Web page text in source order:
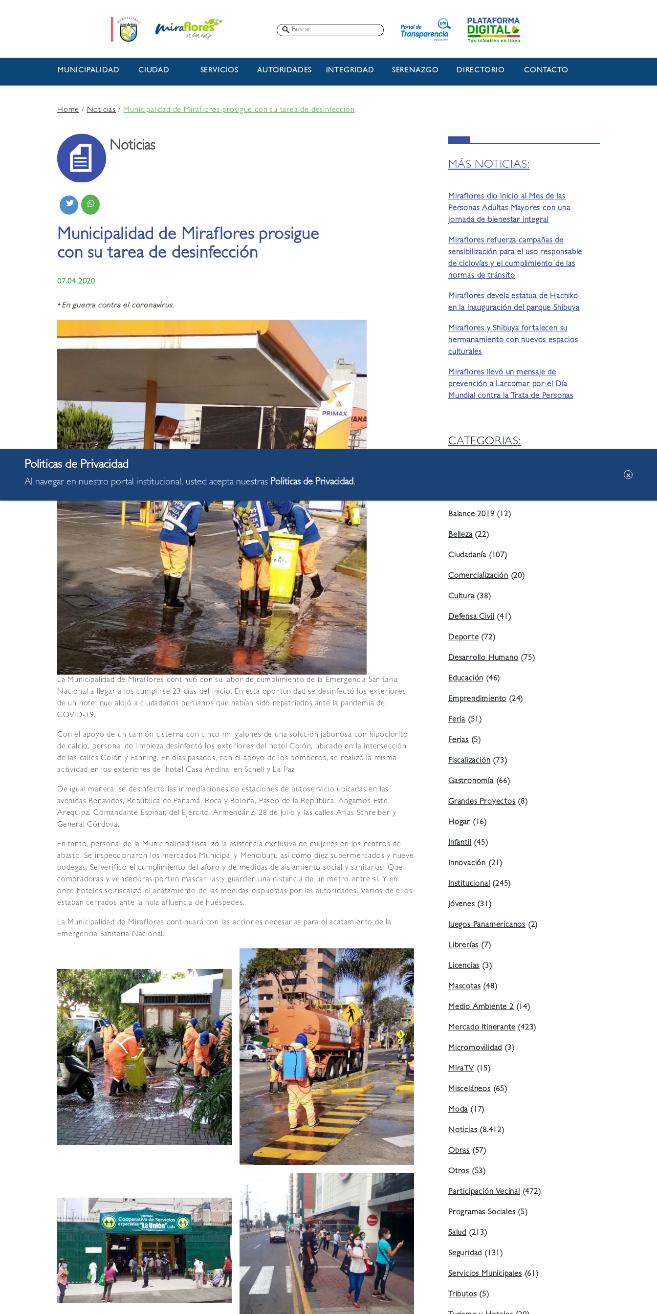
MUNICIPALIDAD CIUDAD SERVICIOS AUTORIDADES INTEGRIDAD SERENAZGO DIRECTORIO CONTACTO
Home/Noticias /Municipalidad de Miraflores prosigue con su tarea de desinfección
Noticias
Municipalidad de Miraflores prosigue
con su tarea de desinfección
07.04.2020
•En guerra contra el coronavirus.
La Municipalidad de Miraflores continuó con su labor de cumplimiento de la Emergencia Sanitaria
Nacional a llegar a los cumplirse 23 días del inicio. En esta oportunidad se desinfectó los exteriores
de un hotel que alojó a ciudadanos peruanos que habían sido repatriados ante la pandemia del
COVID-19.
Con el apoyo de un camión cisterna con cinco mil galones de una solución jabonosa con hipoclorito
de calcio, personal de limpieza desinfectó los exteriores del hotel Colón, ubicado en la intersección
de las calles Colón y Fanning. En días pasados, con el apoyo de los bomberos, se realizó la misma
actividad en los exteriores del hotel Casa Andina, en Schell y La Paz
De igual manera, se desinfectó las inmediaciones de estaciones de autoservicio ubicadas en las
avenidas Benavides, República de Panamá, Roca y Boloña, Paseo de la República, Angamos Este,
Arequipa, Comandante Espinar, del Ejército, Armendáriz, 28 de Julio y las calles Arias Schreiber y
General Córdova.
En tanto, personal de la Municipalidad fiscalizó la asistencia exclusiva de mujeres en los centros de
abasto. Se inspeccionaron los mercados Municipal y Mendiburu así como diez supermercados y nueve
bodegas. Se verificó el cumplimiento del aforo y de medidas de aislamiento social y sanitarias. Que
compradoras y vendedoras porten mascarillas y guarden una distancia de un metro entre sí. Y en
once hoteles se fiscalizó el acatamiento de las medidas dispuestas por las autoridades. Varios de ellos
estaban cerrados ante la nula afluencia de huéspedes.
La Municipalidad de Miraflores continuará con las acciones necesarias para el acatamiento de la
Emergencia Sanitaria Nacional.
MÁS NOTICIAS:
Miraflores dio inicio al Mes de las
Personas Adultas Mayores con una
jornada de bienestar integral
Miraflores refuerza campañas de
sensibilización para el uso responsable
de ciclovías y el cumplimiento de las
normas de tránsito
Miraflores devela estatua de Hachiko
en la inauguración del parque Shibuya
Miraflores y Shibuya fortalecen su
hermanamiento con nuevos espacios
culturales
Miraflores llevó un mensaje de
prevención a Larcomar por el Día
Mundial contra la Trata de Personas
CATEGORIAS:
Balance 2019(12)
Belleza(22)
Ciudadanía (107)
Comercialización(20)
Cultura(38)
Defensa Civil(41)
Deporte(72)
Desarrollo Humano(75)
Educación(46)
Emprendimiento(24)
Feria (51)
Ferias(5)
Fiscalización(73)
Gastronomía(66)
Grandes Proyectos(8)
Hogar (16)
Infantil(45)
Innovación (21)
Institucional(245)
Jóvenes(31)
Juegos Panamericanos (2)
Librerías(7)
Licencias(3)
Mascotas(48)
Medio Ambiente 2(14)
Mercado Itinerante(423)
Micromovilidad(3)
MiraTV(15)
Misceláneos(65)
Moda(17)
Noticias(8.412)
Obras (57)
Otros (53)
Participación Vecinal(472)
Programas Sociales(5)
Salud (213)
Seguridad(131)
Servicios Municipales(61)
Tributos(5)
Al navegar en nuestro portal institucional, usted acepta nuestras Politicas de Privacidad.